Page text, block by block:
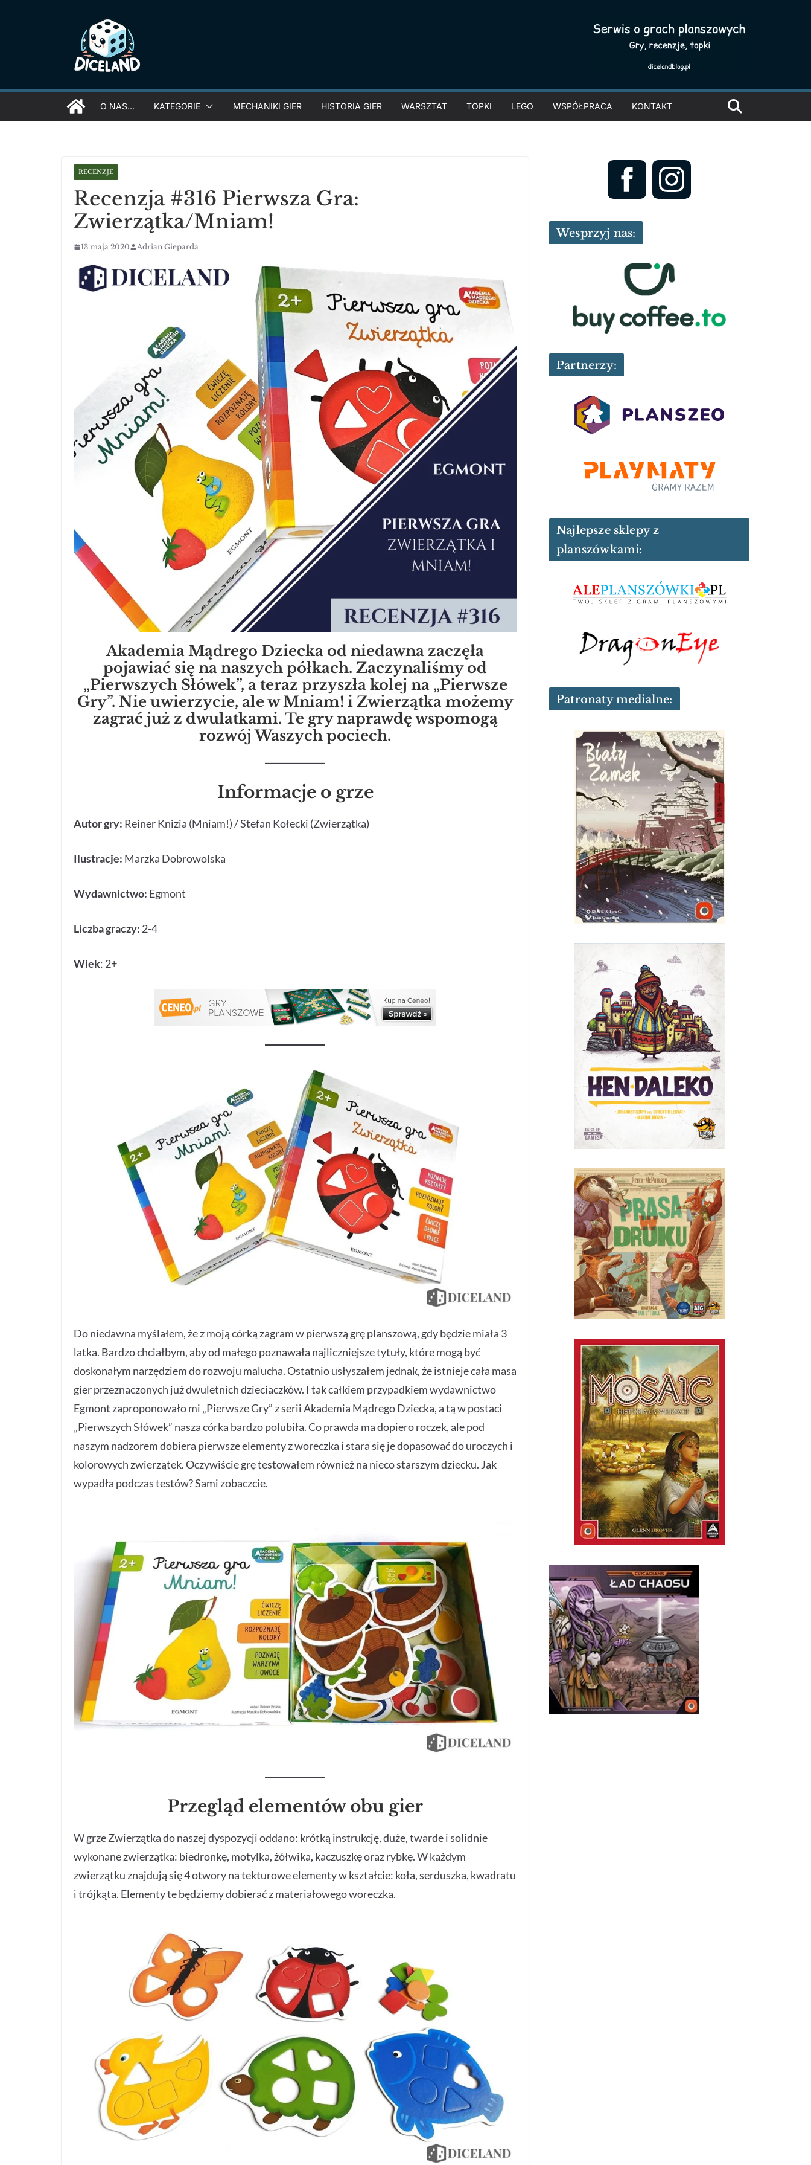
O NAS… KATEGORIE MECHANIKI GIER HISTORIA GIER WARSZTAT TOPKI LEGO WSPÓŁPRACA KONTAKT
RECENZJE
Recenzja #316 Pierwsza Gra:
Zwierzątka/Mniam!
13 maja 2020 Adrian Gieparda
Akademia Mądrego Dziecka od niedawna zaczęła
pojawiać się na naszych półkach. Zaczynaliśmy od
„Pierwszych Słówek”, a teraz przyszła kolej na „Pierwsze
Gry”. Nie uwierzycie, ale w Mniam! i Zwierzątka możemy
zagrać już z dwulatkami. Te gry naprawdę wspomogą
rozwój Waszych pociech.
Informacje o grze
Autor gry: Reiner Knizia (Mniam!) / Stefan Kołecki (Zwierzątka)
Ilustracje: Marzka Dobrowolska
Wydawnictwo: Egmont
Liczba graczy: 2-4
Wiek: 2+
Do niedawna myślałem, że z moją córką zagram w pierwszą grę planszową, gdy będzie miała 3
latka. Bardzo chciałbym, aby od małego poznawała najliczniejsze tytuły, które mogą być
doskonałym narzędziem do rozwoju malucha. Ostatnio usłyszałem jednak, że istnieje cała masa
gier przeznaczonych już dwuletnich dzieciaczków. I tak całkiem przypadkiem wydawnictwo
Egmont zaproponowało mi „Pierwsze Gry” z serii Akademia Mądrego Dziecka, a tą w postaci
„Pierwszych Słówek” nasza córka bardzo polubiła. Co prawda ma dopiero roczek, ale pod
naszym nadzorem dobiera pierwsze elementy z woreczka i stara się je dopasować do uroczych i
kolorowych zwierzątek. Oczywiście grę testowałem również na nieco starszym dziecku. Jak
wypadła podczas testów? Sami zobaczcie.
Przegląd elementów obu gier
W grze Zwierzątka do naszej dyspozycji oddano: krótką instrukcję, duże, twarde i solidnie
wykonane zwierzątka: biedronkę, motylka, żółwika, kaczuszkę oraz rybkę. W każdym
zwierzątku znajdują się 4 otwory na tekturowe elementy w kształcie: koła, serduszka, kwadratu
i trójkąta. Elementy te będziemy dobierać z materiałowego woreczka.
Wesprzyj nas:
Partnerzy:
Najlepsze sklepy z
planszówkami:
Patronaty medialne: